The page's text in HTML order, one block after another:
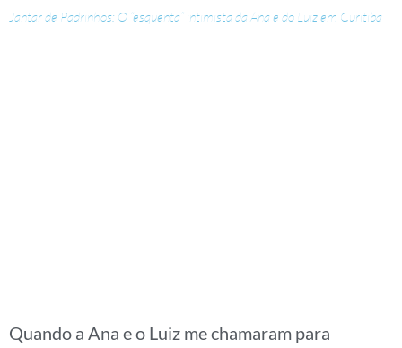
Jantar de Padrinhos: O “esquenta” intimista da Ana e do Luiz em Curitiba
Quando a Ana e o Luiz me chamaram para